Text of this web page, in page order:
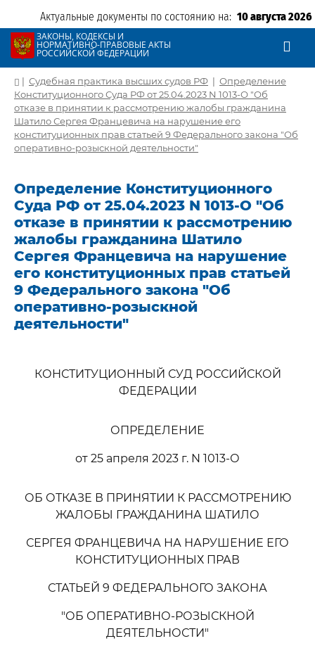
Актуальные документы по состоянию на: 10 августа 2026
ЗАКОНЫ, КОДЕКСЫ И
НОРМАТИВНО-ПРАВОВЫЕ АКТЫ
РОССИЙСКОЙ ФЕДЕРАЦИИ
| Судебная практика высших судов РФ | Определение
Конституционного Суда РФ от 25.04.2023 N 1013-О "Об
отказе в принятии к рассмотрению жалобы гражданина
Шатило Сергея Францевича на нарушение его
конституционных прав статьей 9 Федерального закона "Об
оперативно-розыскной деятельности"
Определение Конституционного
Суда РФ от 25.04.2023 N 1013-О "Об
отказе в принятии к рассмотрению
жалобы гражданина Шатило
Сергея Францевича на нарушение
его конституционных прав статьей
9 Федерального закона "Об
оперативно-розыскной
деятельности"
КОНСТИТУЦИОННЫЙ СУД РОССИЙСКОЙ
ФЕДЕРАЦИИ
ОПРЕДЕЛЕНИЕ
от 25 апреля 2023 г. N 1013-О
ОБ ОТКАЗЕ В ПРИНЯТИИ К РАССМОТРЕНИЮ
ЖАЛОБЫ ГРАЖДАНИНА ШАТИЛО
СЕРГЕЯ ФРАНЦЕВИЧА НА НАРУШЕНИЕ ЕГО
КОНСТИТУЦИОННЫХ ПРАВ
СТАТЬЕЙ 9 ФЕДЕРАЛЬНОГО ЗАКОНА
"ОБ ОПЕРАТИВНО-РОЗЫСКНОЙ
ДЕЯТЕЛЬНОСТИ"